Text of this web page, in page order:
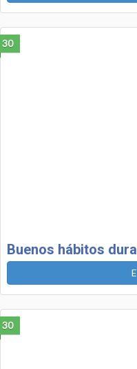
30
Buenos hábitos
30